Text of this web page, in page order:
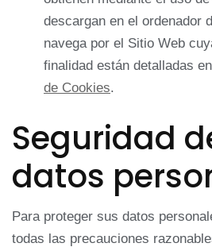
descargan en el ordenador
navega por el Sitio Web
finalidad están detalladas
de Cookies.
Seguridad
datos
Para proteger sus datos
todas las precauciones